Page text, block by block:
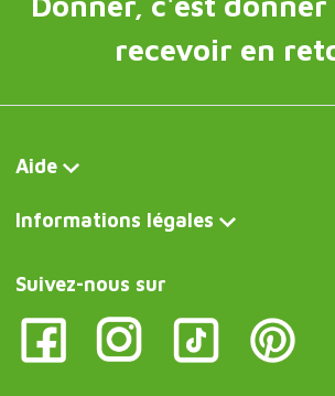
recevoir en
Aide
Informations légales
Suivez-nous sur